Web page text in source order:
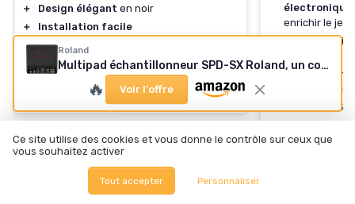
＋
Design élégant en noir
＋
Installation facile
★★★★★
★★★★★ 4,5/5
Voir l'offre
enrichir le jeu
＋ Bonne
Alimentation
généralement
★★★★★
★★★★★ 4,5/5
Voir l'offre
Roland
Multipad échantillonneur SPD-SX Roland, un concept d'échantillonneur unique, 4 Go de mémoire interne, couleur noire Unique Black (SPD-SX)
🔥 Voir l'offre
Ce site utilise des cookies et vous donne le contrôle sur ceux que
vous souhaitez activer
Tout accepter Personnaliser